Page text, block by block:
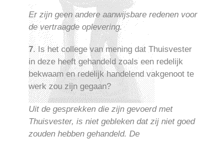
Er zijn geen andere aanwijsbare redenen voor
de vertraagde oplevering.
7. Is het college van mening dat Thuisvester
in deze heeft gehandeld zoals een redelijk
bekwaam en redelijk handelend vakgenoot te
werk zou zijn gegaan?
Uit de gesprekken die zijn gevoerd met
Thuisvester, is niet gebleken dat zij niet goed
zouden hebben gehandeld. De